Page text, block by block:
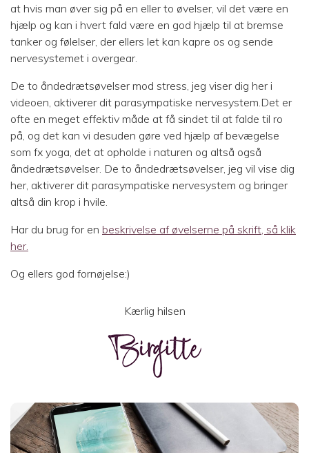
at hvis man øver sig på en eller to øvelser, vil det være en
hjælp og kan i hvert fald være en god hjælp til at bremse
tanker og følelser, der ellers let kan kapre os og sende
nervesystemet i overgear.
De to åndedrætsøvelser mod stress, jeg viser dig her i
videoen, aktiverer dit parasympatiske nervesystem.Det er
ofte en meget effektiv måde at få sindet til at falde til ro
på, og det kan vi desuden gøre ved hjælp af bevægelse
som fx yoga, det at opholde i naturen og altså også
åndedrætsøvelser. De to åndedrætsøvelser, jeg vil vise dig
her, aktiverer dit parasympatiske nervesystem og bringer
altså din krop i hvile.
Har du brug for en beskrivelse af øvelserne på skrift, så klik
her.
Og ellers god fornøjelse:)
Kærlig hilsen